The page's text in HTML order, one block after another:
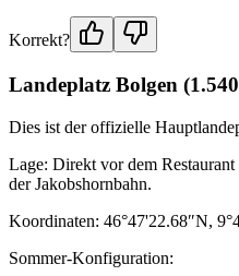
Korrekt?
Landeplatz Bolgen
Dies ist der offizielle
Lage: Direkt vor dem
der Jakobshornbahn.
Koordinaten: 46°47'22.68″N,
Sommer-Konfiguration: